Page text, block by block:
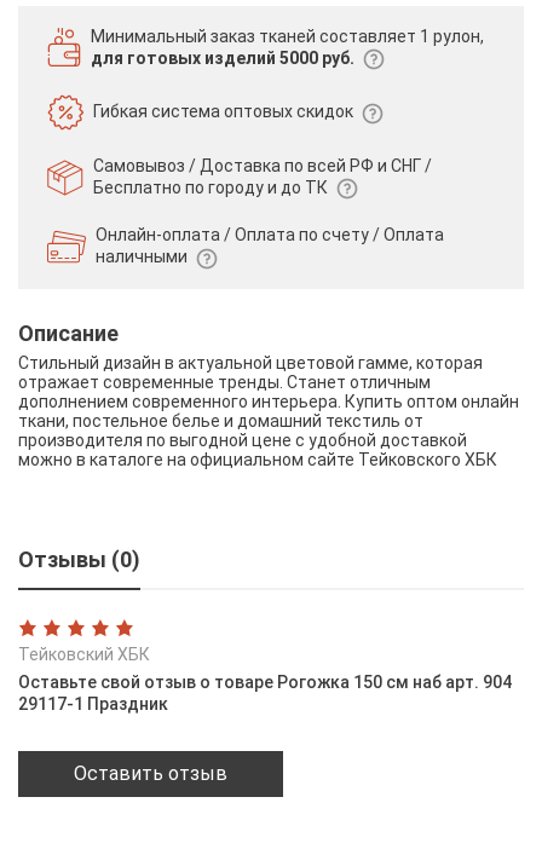
Минимальный заказ тканей составляет 1 рулон,
для готовых изделий 5000 руб.
Гибкая системаоптовых скидок
Самовывоз / Доставка по всей РФ и СНГ /
Бесплатно по городу и до ТК
Онлайн-оплата / Оплата по счету /Оплата
наличными
Описание
Стильный дизайн в актуальной цветовой гамме, которая
отражает современные тренды. Станет отличным
дополнением современного интерьера. Купить оптом онлайн
ткани, постельное белье и домашний текстиль от
производителя по выгодной цене с удобной доставкой
можно в каталоге на официальном сайте Тейковского ХБК
Отзывы (0)
Тейковский ХБК
Оставьте свой отзыв о товаре Рогожка 150 см наб арт. 904
29117-1 Праздник
Оставить отзыв